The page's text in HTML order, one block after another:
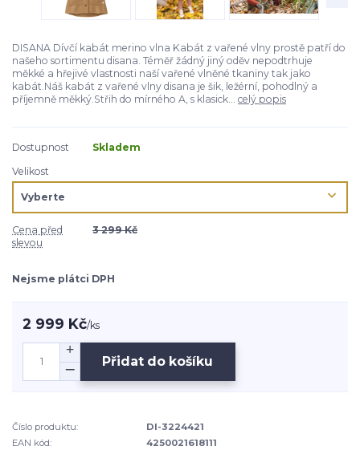
DISANA Dívčí kabát merino vlna Kabát z vařené vlny prostě patří do
našeho sortimentu disana. Téměř žádný jiný oděv nepodtrhuje
měkké a hřejivé vlastnosti naší vařené vlněné tkaniny tak jako
kabát.Náš kabát z vařené vlny disana je šik, ležérní, pohodlný a
příjemně měkký.Střih do mírného A, s klasick... celý popis
Dostupnost
Skladem
Velikost
Cena před
slevou
3 299 Kč
Nejsme plátci DPH
2 999 Kč/ks
Přidat do košíku
Číslo produktu:
DI-3224421
EAN kód:
4250021618111